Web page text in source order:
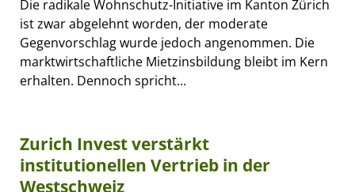
Die radikale Wohnschutz-Initiative im Kanton Zürich
ist zwar abgelehnt worden, der moderate
Gegenvorschlag wurde jedoch angenommen. Die
marktwirtschaftliche Mietzinsbildung bleibt im Kern
erhalten. Dennoch spricht...
Zurich Invest verstärkt
institutionellen Vertrieb in der
Westschweiz